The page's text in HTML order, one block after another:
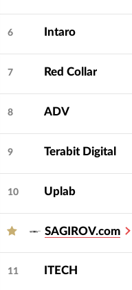
6 Intaro
7 Red Collar
8 ADV
9 Terabit Digital
10 Uplab
SAGIROV.com
11 ITECH